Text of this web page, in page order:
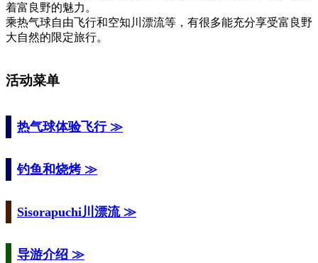
着富良野的魅力。
乘热气球自由飞行和空知川漂流等，有很多能充分享受富良野
大自然的限定旅行。
活动菜单
热气球体验飞行 ≫
钓鱼和烧烤 ≫
Sisorapuchi川漂流 ≫
导游介绍 ≫